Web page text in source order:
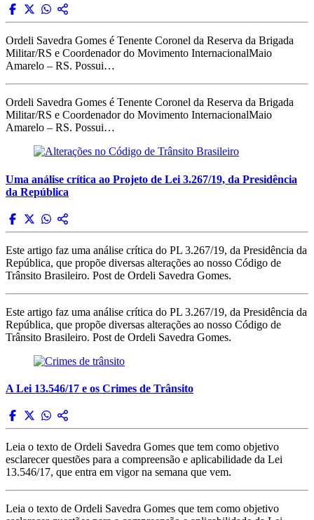
Ordeli Savedra Gomes é Tenente Coronel da Reserva da Brigada
Militar/RS e Coordenador do Movimento InternacionalMaio
Amarelo – RS. Possui…
Ordeli Savedra Gomes é Tenente Coronel da Reserva da Brigada
Militar/RS e Coordenador do Movimento InternacionalMaio
Amarelo – RS. Possui…
Uma análise crítica ao Projeto de Lei 3.267/19, da Presidência
da República
Este artigo faz uma análise crítica do PL 3.267/19, da Presidência da
República, que propõe diversas alterações ao nosso Código de
Trânsito Brasileiro. Post de Ordeli Savedra Gomes.
Este artigo faz uma análise crítica do PL 3.267/19, da Presidência da
República, que propõe diversas alterações ao nosso Código de
Trânsito Brasileiro. Post de Ordeli Savedra Gomes.
A Lei 13.546/17 e os Crimes de Trânsito
Leia o texto de Ordeli Savedra Gomes que tem como objetivo
esclarecer questões para a compreensão e aplicabilidade da Lei
13.546/17, que entra em vigor na semana que vem.
Leia o texto de Ordeli Savedra Gomes que tem como objetivo